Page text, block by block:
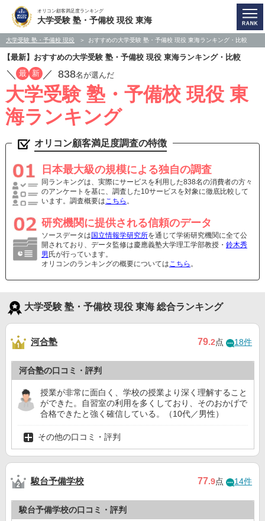
オリコン顧客満足度ランキング
大学受験 塾・予備校 現役 東海
大学受験 塾・予備校 現役 おすすめの大学受験 塾・予備校 現役 東海ランキング・比較
【最新】おすすめの大学受験 塾・予備校 現役 東海ランキング・比較
／ 最 新 ／ 838名が選んだ
大学受験 塾・予備校 現役 東
海ランキング
オリコン顧客満足度調査の特徴
日本最大級の規模による独自の調査
同ランキングは、実際にサービスを利用した838名の消費者の方々
のアンケートを基に、調査した10サービスを対象に徹底比較して
います。調査概要はこちら 。
研究機関に提供される信頼のデータ
ソースデータは 国立情報学研究所を通じて学術研究機関に全て公
開されており、データ監修は慶應義塾大学理工学部教授・ 鈴木秀
男 氏が行っています。
オリコンのランキングの概要についてはこちら 。
大学受験 塾・予備校 現役 東海 総合ランキング
河合塾 79.2点 18件
河合塾の口コミ・評判
授業が非常に面白く、学校の授業より深く理解すること
ができた。自習室の利用を多くしており、そのおかげで
合格できたと強く確信している。（10代／男性）
その他の口コミ・評判
駿台予備学校 77.9点 14件
駿台予備学校の口コミ・評判